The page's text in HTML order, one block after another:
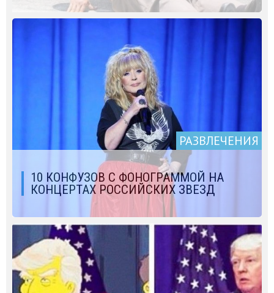
РАЗВЛЕЧЕНИЯ
10 КОНФУЗОВ С ФОНОГРАММОЙ НА
КОНЦЕРТАХ РОССИЙСКИХ ЗВЕЗД